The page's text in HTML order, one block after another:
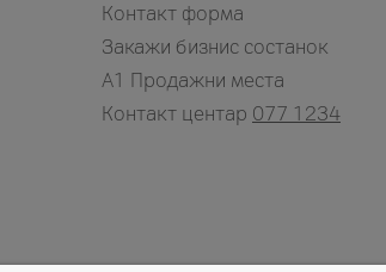
Контакт форма
Закажи бизнис состанок
A1 Продажни места
Контакт центар 077 1234